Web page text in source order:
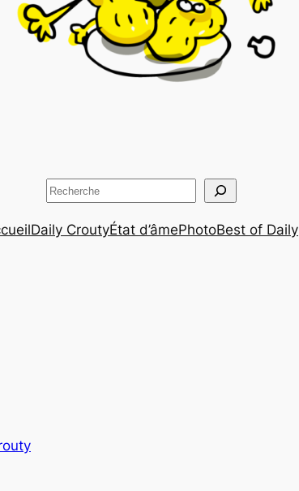
Rechercher
Daily CroutyÉtat d’âmePhotoBest of Daily